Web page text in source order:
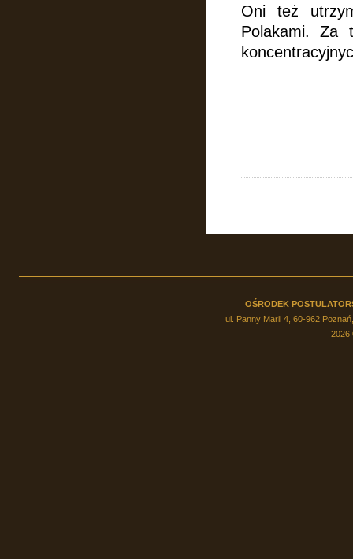
Oni też
Polakami. Za
OŚRODEK
ul. Panny Marii 4, 60-962
2026